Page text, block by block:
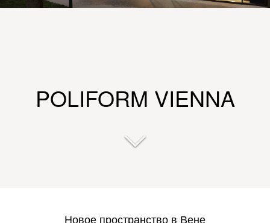
POLIFORM VIENNA
Новое пространство в Вене